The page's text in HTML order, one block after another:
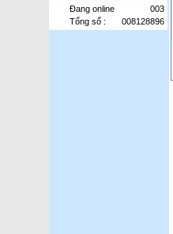
Đang online
003
Tổng số :
008128896